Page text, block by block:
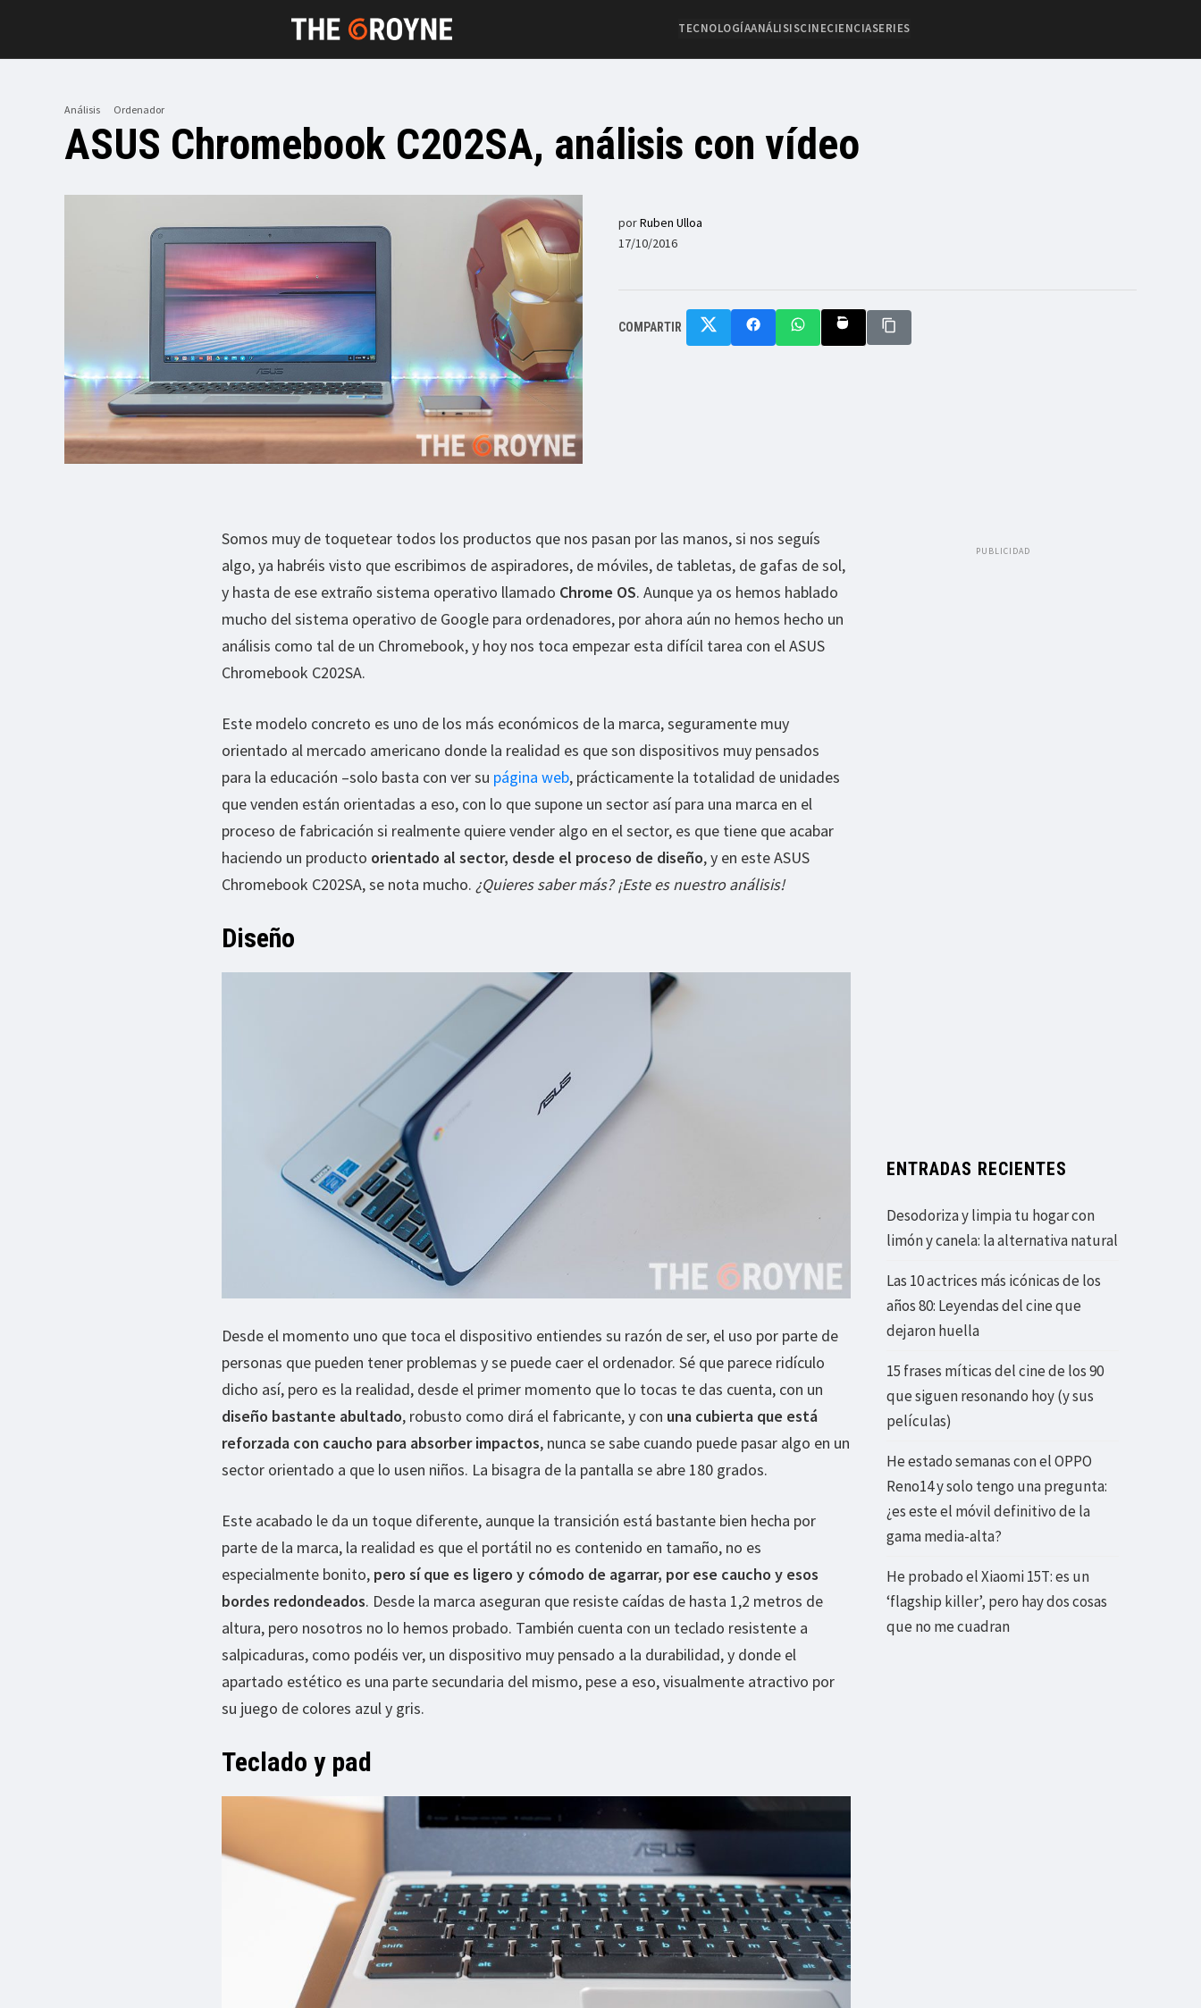
TECNOLOGÍAANÁLISISCINECIENCIASERIES
Análisis Ordenador
ASUS Chromebook C202SA, análisis con vídeo
porRuben Ulloa
17/10/2016
COMPARTIR
Somos muy de toquetear todos los productos que nos pasan por las manos, si nos seguís
algo, ya habréis visto que escribimos de aspiradores, de móviles, de tabletas, de gafas de sol,
y hasta de ese extraño sistema operativo llamado Chrome OS. Aunque ya os hemos hablado
mucho del sistema operativo de Google para ordenadores, por ahora aún no hemos hecho un
análisis como tal de un Chromebook, y hoy nos toca empezar esta difícil tarea con el ASUS
Chromebook C202SA.
Este modelo concreto es uno de los más económicos de la marca, seguramente muy
orientado al mercado americano donde la realidad es que son dispositivos muy pensados
para la educación –solo basta con ver su página web, prácticamente la totalidad de unidades
que venden están orientadas a eso, con lo que supone un sector así para una marca en el
proceso de fabricación si realmente quiere vender algo en el sector, es que tiene que acabar
haciendo un producto orientado al sector, desde el proceso de diseño, y en este ASUS
Chromebook C202SA, se nota mucho. ¿Quieres saber más? ¡Este es nuestro análisis!
Diseño
Desde el momento uno que toca el dispositivo entiendes su razón de ser, el uso por parte de
personas que pueden tener problemas y se puede caer el ordenador. Sé que parece ridículo
dicho así, pero es la realidad, desde el primer momento que lo tocas te das cuenta, con un
diseño bastante abultado, robusto como dirá el fabricante, y con una cubierta que está
reforzada con caucho para absorber impactos, nunca se sabe cuando puede pasar algo en un
sector orientado a que lo usen niños. La bisagra de la pantalla se abre 180 grados.
Este acabado le da un toque diferente, aunque la transición está bastante bien hecha por
parte de la marca, la realidad es que el portátil no es contenido en tamaño, no es
especialmente bonito, pero sí que es ligero y cómodo de agarrar, por ese caucho y esos
bordes redondeados. Desde la marca aseguran que resiste caídas de hasta 1,2 metros de
altura, pero nosotros no lo hemos probado. También cuenta con un teclado resistente a
salpicaduras, como podéis ver, un dispositivo muy pensado a la durabilidad, y donde el
apartado estético es una parte secundaria del mismo, pese a eso, visualmente atractivo por
su juego de colores azul y gris.
Teclado y pad
PUBLICIDAD
ENTRADAS RECIENTES
Desodoriza y limpia tu hogar con
limón y canela: la alternativa natural
Las 10 actrices más icónicas de los
años 80: Leyendas del cine que
dejaron huella
15 frases míticas del cine de los 90
que siguen resonando hoy (y sus
películas)
He estado semanas con el OPPO
Reno14 y solo tengo una pregunta:
¿es este el móvil definitivo de la
gama media-alta?
He probado el Xiaomi 15T: es un
‘flagship killer’, pero hay dos cosas
que no me cuadran